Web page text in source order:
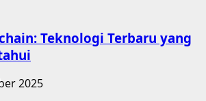
Teknologi Terbaru yang
2025